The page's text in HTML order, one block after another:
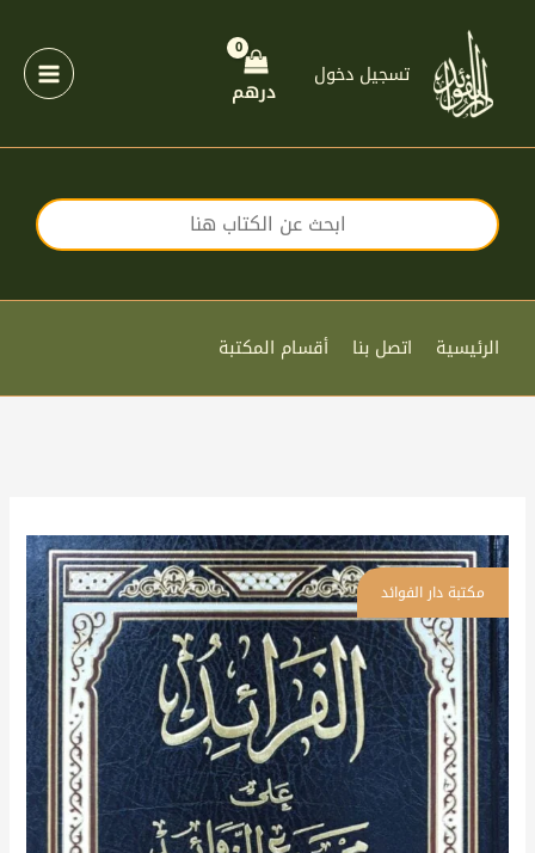
المحتوى
تسجيل دخول
درهم
الرئيسية اتصل بنا أقسام المكتبة
الفرائد
على
مجمع
الزوائد
"ترجمة
الرواة
الذين
لم
يعرفهم
الحافظ
الهيثمي